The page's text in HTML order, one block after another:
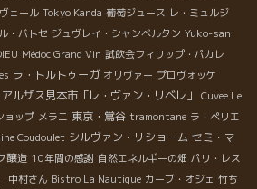
ェール Tokyo Kanda 葡萄ジュース レ・ミュルジ
ル・バトセ ジュヴレイ・シャンベルタン Yuko-san
Médoc Grand Vin 試飲会フィリップ・パカレ
ラ・トルトゥーガ オリヴァー プロヴォッケ
アルザス見本市「レ・ヴァン・リベレ」
Cuvee Le
ョップ メラニ 東京・鴬谷 tramontane ラ・ペリエ
Coudoulet シルヴァン・リショーム セミ・マ
醸造 10年間の感謝 自然エネルギーの畑 パリ・レス
中村さん Bistro La Nautique カーブ・オジェ 竹ち